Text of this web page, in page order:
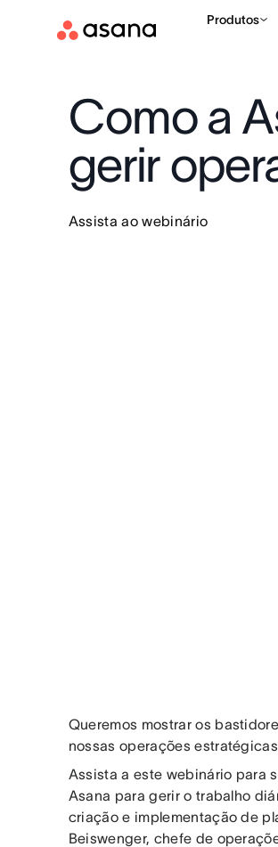
Produtos
Como a
gerir
Assista ao webinário
Queremos mostrar os
nossas operações
Assista a este webinário para
Asana para gerir o trabalho
criação e implementação de
Beiswenger, chefe de